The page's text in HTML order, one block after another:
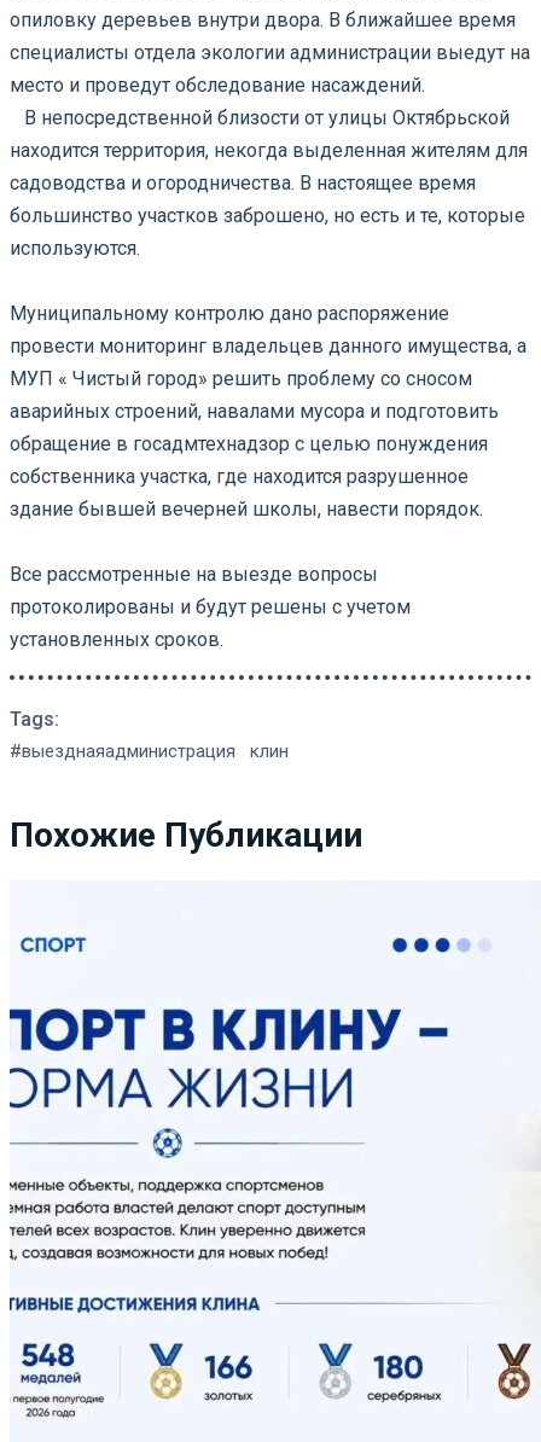
опиловку деревьев внутри двора. В ближайшее время
специалисты отдела экологии администрации выедут на
место и проведут обследование насаждений.
⠀В непосредственной близости от улицы Октябрьской
находится территория, некогда выделенная жителям для
садоводства и огородничества. В настоящее время
большинство участков заброшено, но есть и те, которые
используются.
Муниципальному контролю дано распоряжение
провести мониторинг владельцев данного имущества, а
МУП « Чистый город» решить проблему со сносом
аварийных строений, навалами мусора и подготовить
обращение в госадмтехнадзор с целью понуждения
собственника участка, где находится разрушенное
здание бывшей вечерней школы, навести порядок.
Все рассмотренные на выезде вопросы
протоколированы и будут решены с учетом
установленных сроков.
Tags:
#выезднаяадминистрация клин
Похожие Публикации